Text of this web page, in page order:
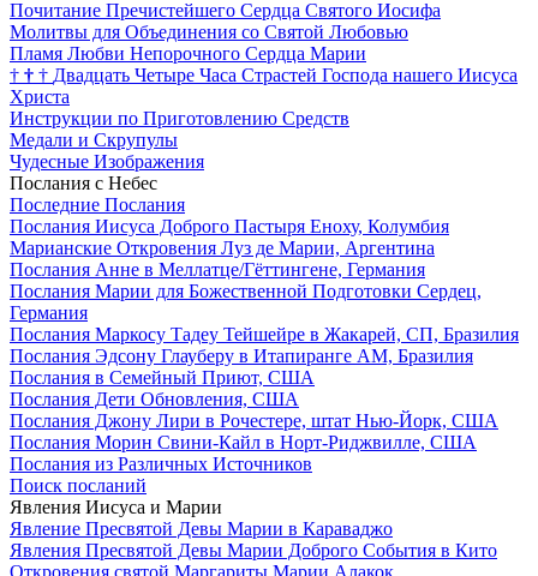
Почитание Пречистейшего Сердца Святого Иосифа
Молитвы для Объединения со Святой Любовью
Пламя Любви Непорочного Сердца Марии
† † † Двадцать Четыре Часа Страстей Господа нашего Иисуса
Христа
Инструкции по Приготовлению Средств
Медали и Скрупулы
Чудесные Изображения
Послания с Небес
Последние Послания
Послания Иисуса Доброго Пастыря Еноху, Колумбия
Марианские Откровения Луз де Марии, Аргентина
Послания Анне в Меллатце/Гёттингене, Германия
Послания Марии для Божественной Подготовки Сердец,
Германия
Послания Маркосу Тадеу Тейшейре в Жакарей, СП, Бразилия
Послания Эдсону Глауберу в Итапиранге AM, Бразилия
Послания в Семейный Приют, США
Послания Дети Обновления, США
Послания Джону Лири в Рочестере, штат Нью-Йорк, США
Послания Морин Свини-Кайл в Норт-Риджвилле, США
Послания из Различных Источников
Поиск посланий
Явления Иисуса и Марии
Явление Пресвятой Девы Марии в Караваджо
Явления Пресвятой Девы Марии Доброго События в Кито
Откровения святой Маргариты Марии Алакок